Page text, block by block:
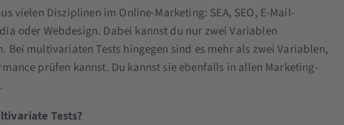
vielen Disziplinen im Online-Marketing: SEA, SEO, E-Mail-
oder Webdesign. Dabei kannst du nur zwei Variablen
Bei multivariaten Tests hingegen sind es mehr als zwei Variablen,
prüfen kannst. Du kannst sie ebenfalls in allen Marketing-
Tests?